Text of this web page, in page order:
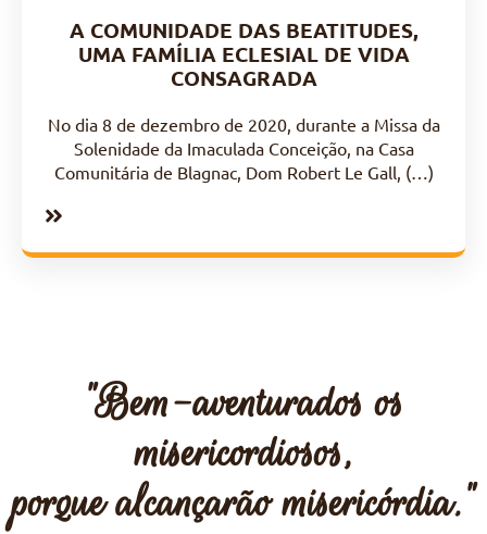
A COMUNIDADE DAS BEATITUDES,
UMA FAMÍLIA ECLESIAL DE VIDA
CONSAGRADA
No dia 8 de dezembro de 2020, durante a Missa da
Solenidade da Imaculada Conceição, na Casa
Comunitária de Blagnac, Dom Robert Le Gall, (…)
"Bem-aventurados os
misericordiosos,
porque alcançarão misericórdia."